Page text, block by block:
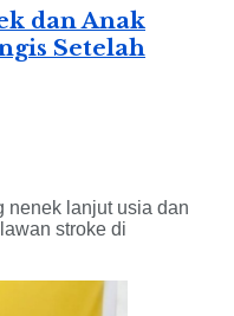
dan Anak
Setelah
nenek lanjut usia dan
stroke di